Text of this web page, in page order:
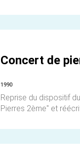
Concert de
1990
Reprise du dispositif
Pierres 2ème" et